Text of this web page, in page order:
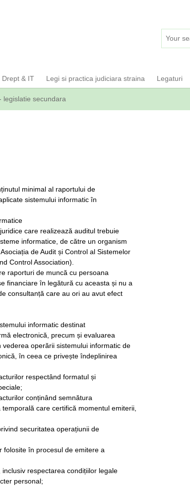
Drept & IT Legi si practica judiciara straina Legaturi
legislatie secundara
minimal al raportului de
sistemului informatic în
care realizează auditul trebuie
informatice, de către un organism
de Audit și Control al Sistemelor
Control Association).
raporturi de muncă cu persoana
financiare în legătură cu aceasta și nu a
consultanță care au ori au avut efect
informatic destinat
electronică, precum și evaluarea
operării sistemului informatic de
în ceea ce privește îndeplinirea
respectând formatul și
conținând semnătura
care certifică momentul emiterii,
securitatea operațiunii de
folosite în procesul de emitere a
respectarea condițiilor legale
personal;